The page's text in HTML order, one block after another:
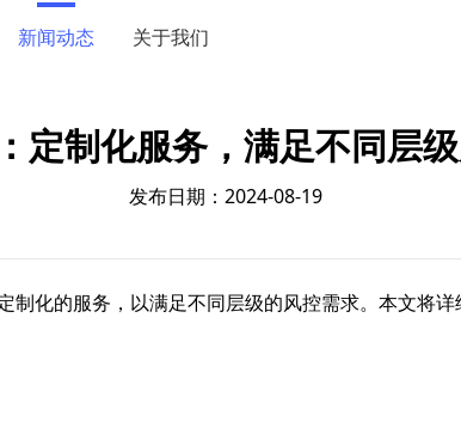
新闻动态 关于我们
定制化服务，满足不同层
发布日期：2024-08-19
化的服务，以满足不同层级的风控需求。本文将